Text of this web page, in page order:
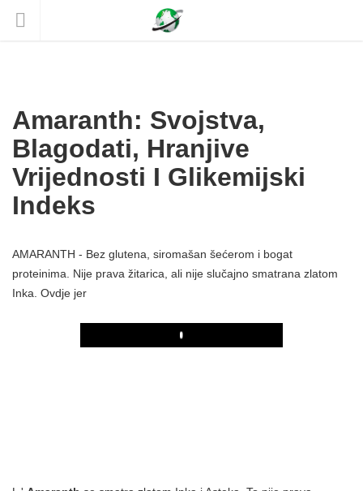
Amaranth: Svojstva,
Blagodati, Hranjive
Vrijednosti I Glikemijski
Indeks
AMARANTH - Bez glutena, siromašan šećerom i bogat
proteinima. Nije prava žitarica, ali nije slučajno smatrana zlatom
Inka. Ovdje jer
Play